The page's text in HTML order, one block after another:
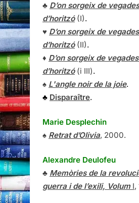
♣ D’on sorgeix de
d’horitzó(I).
♥ D’on sorgeix de
d’horitzó(II).
♦ D’on sorgeix de
d’horitzó(i III).
♠ L'angle noir de la joie.
♣ Disparaître.
Marie Desplechin
♠ Retrat d’Olivia, 2000.
Alexandre Deulofeu
♣ Memòries de la
guerra i de l’exili, Volum I,